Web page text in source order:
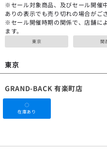
※セール対象商品、及びセール開催
ありの表示でも売り切れの場合がご
※セール開催時期の関係で、店舗に
ます。
東京 関
東京
GRAND-BACK 有楽町店
○
在庫あり